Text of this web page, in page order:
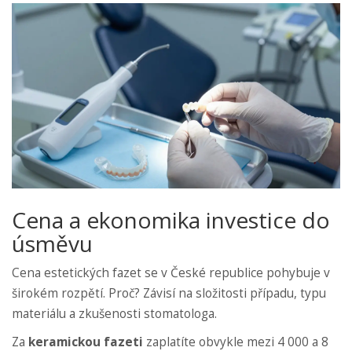
Cena a ekonomika investice do
úsměvu
Cena estetických fazet se v České republice pohybuje v
širokém rozpětí. Proč? Závisí na složitosti případu, typu
materiálu a zkušenosti stomatologa.
Za keramickou fazeti zaplatíte obvykle mezi 4 000 a 8